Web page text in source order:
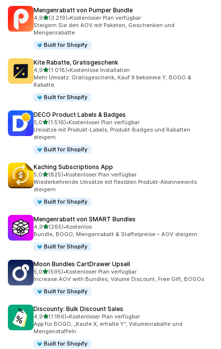
Mengenrabatt von Pumper Bundle
4,9von 5 Sternen
(3.219)
3219 Rezensionen insgesamt
•Kostenloser Plan verfügbar
Steigern Sie den AOV mit Paketen, Geschenken und
Mengenrabatte
Built for Shopify
Kite Rabatte, Gratisgeschenk
4,9von 5 Sternen
(1.018)
1018 Rezensionen insgesamt
•Kostenlose Installation
Mehr Umsatz: Gratisgeschenk, Kauf X bekomme Y, BOGO &
Rabatte
Built for Shopify
DECO Product Labels & Badges
5,0von 5 Sternen
(1.516)
1516 Rezensionen insgesamt
•Kostenloser Plan verfügbar
Umsätze mit Produkt-Labels, Produkt-Badges und Rabatten
steigern
Built for Shopify
Kaching Subscriptions App
5,0von 5 Sternen
(825)
825 Rezensionen insgesamt
•Kostenloser Plan verfügbar
Wiederkehrende Umsätze mit flexiblen Produkt-Abonnements
steigern
Built for Shopify
Mengenrabatt von SMART Bundles
4,9von 5 Sternen
(265)
265 Rezensionen insgesamt
•Kostenlos
Bundle, BOGO, Mengenrabatt & Staffelpreise – AOV steigern
Built for Shopify
Moon Bundles CartDrawer Upsell
5,0von 5 Sternen
(595)
595 Rezensionen insgesamt
•Kostenloser Plan verfügbar
Increase AOV with Bundles, Volume Discount, Free Gift, BOGOs
Built for Shopify
Discounty: Bulk Discount Sales
4,9von 5 Sternen
(1.186)
1186 Rezensionen insgesamt
•Kostenloser Plan verfügbar
App für BOGO, „Kaufe X, erhalte Y“, Volumenrabatte und
Mengenstaffeln
Built for Shopify